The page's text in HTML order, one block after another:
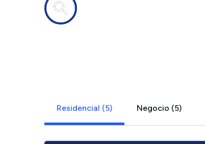
Residencial (5) Negocio (5)